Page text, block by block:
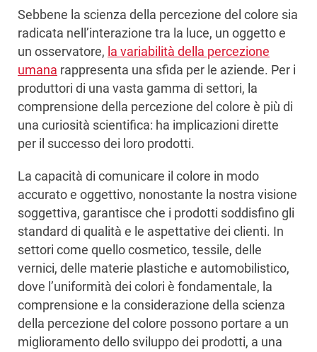
Sebbene la scienza della percezione del colore sia
radicata nell’interazione tra la luce, un oggetto e
un osservatore, la variabilità della percezione
umana rappresenta una sfida per le aziende. Per i
produttori di una vasta gamma di settori, la
comprensione della percezione del colore è più di
una curiosità scientifica: ha implicazioni dirette
per il successo dei loro prodotti.
La capacità di comunicare il colore in modo
accurato e oggettivo, nonostante la nostra visione
soggettiva, garantisce che i prodotti soddisfino gli
standard di qualità e le aspettative dei clienti. In
settori come quello cosmetico, tessile, delle
vernici, delle materie plastiche e automobilistico,
dove l’uniformità dei colori è fondamentale, la
comprensione e la considerazione della scienza
della percezione del colore possono portare a un
miglioramento dello sviluppo dei prodotti, a una